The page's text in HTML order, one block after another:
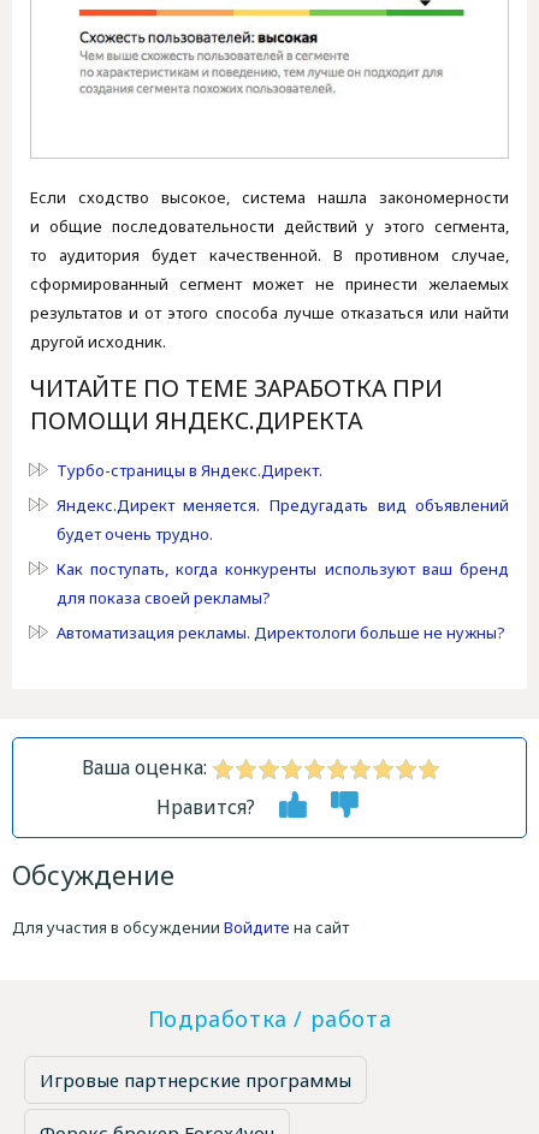
Если сходство высокое, система нашла закономерности
и общие последовательности действий у этого сегмента,
то аудитория будет качественной. В противном случае,
сформированный сегмент может не принести желаемых
результатов и от этого способа лучше отказаться или найти
другой исходник.
ЧИТАЙТЕ ПО ТЕМЕ ЗАРАБОТКА ПРИ
ПОМОЩИ ЯНДЕКС.ДИРЕКТА
Турбо-страницы в Яндекс.Директ.
Яндекс.Директ меняется. Предугадать вид объявлений
будет очень трудно.
Как поступать, когда конкуренты используют ваш бренд
для показа своей рекламы?
Автоматизация рекламы. Директологи больше не нужны?
Ваша оценка:
Нравится?
Обсуждение
Для участия в обсуждении Войдите на сайт
Подработка / работа
Игровые партнерские программы